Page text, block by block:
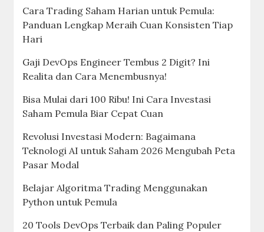
Cara Trading Saham Harian untuk Pemula:
Panduan Lengkap Meraih Cuan Konsisten Tiap
Hari
Gaji DevOps Engineer Tembus 2 Digit? Ini
Realita dan Cara Menembusnya!
Bisa Mulai dari 100 Ribu! Ini Cara Investasi
Saham Pemula Biar Cepat Cuan
Revolusi Investasi Modern: Bagaimana
Teknologi AI untuk Saham 2026 Mengubah Peta
Pasar Modal
Belajar Algoritma Trading Menggunakan
Python untuk Pemula
20 Tools DevOps Terbaik dan Paling Populer